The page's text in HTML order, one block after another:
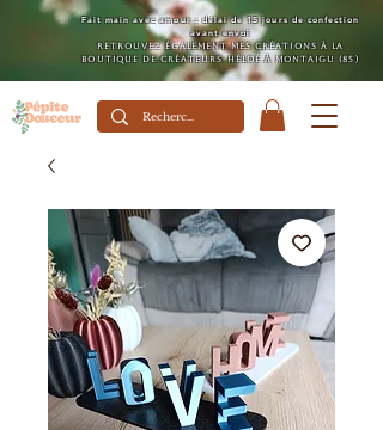
Fait main avec amour : délai de 15 jours de confection
avant envoi
Retrouvez également mes créations à la
boutique de créateurs Héloé à Montaigu (85)